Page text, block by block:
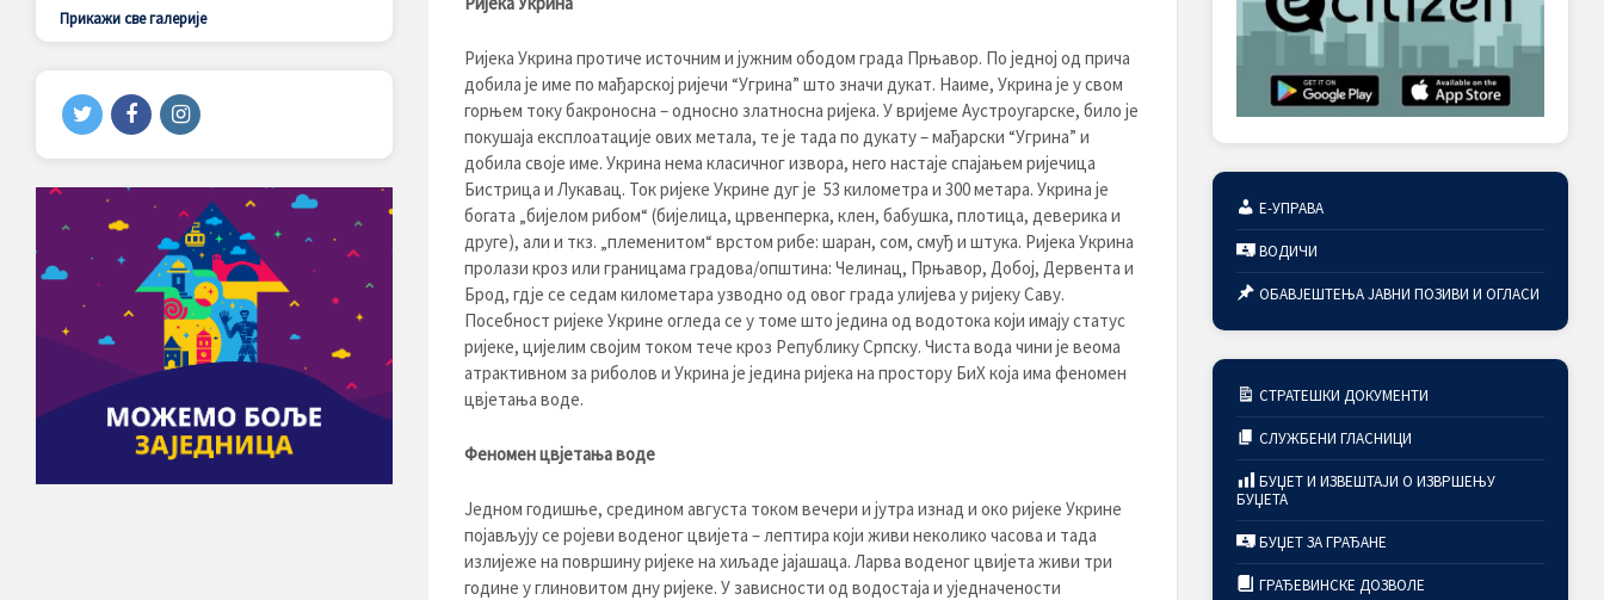
Ријека Укрина протиче источним и јужним ободом града Прњавор. По једној од прича
добила је име по мађарској ријечи “Угрина” што значи дукат. Наиме, Укрина је у свом
горњем току бакрoносна – односно златносна ријека. У вријеме Аустроугарске, било је
покушаја експлоатације ових метала, те је тада по дукату – мађарски “Угрина” и
добила своје име. Укрина нема класичног извора, него настаје спајањем ријечица
Бистрица и Лукавац. Ток ријеке Укрине дуг је 53 километра и 300 метара. Укрина је
богата „бијелом рибом“ (бијелица, црвенперка, клен, бабушка, плотица, деверика и
друге), али и ткз. „племенитом“ врстом рибе: шаран, сом, смуђ и штука. Ријека Укрина
пролази кроз или границама градова/општина: Челинац, Прњавор, Добој, Дервента и
Брод, гдје се седам километара узводно од овог града улијева у ријеку Саву.
Посебност ријеке Укрине огледа се у томе што једина од водотока који имају статус
ријеке, цијелим својим током тече кроз Републику Српску. Чиста вода чини је веома
атрактивном за риболов и Укрина је једина ријека на простору БиХ која има феномен
цвјетања воде.
Феномен цвјетања воде
Једном годишње, средином августа током вечери и јутра изнад и око ријеке Укрине
појављују се ројеви воденог цвијета – лептира који живи неколико часова и тада
излијеже на површину ријеке на хиљаде јајашаца. Ларва воденог цвијета живи три
године у глиновитом дну ријеке. У зависности од водостаја и уједначености
Прикажи све галерије
Е-УПРАВА
ВОДИЧИ
ОБАВЈЕШТЕЊА ЈАВНИ ПОЗИВИ И ОГЛАСИ
СТРАТЕШКИ ДОКУМЕНТИ
СЛУЖБЕНИ ГЛАСНИЦИ
БУЏЕТ И ИЗВЕШТАЈИ О ИЗВРШЕЊУ
БУЏЕТА
БУЏЕТ ЗА ГРАЂАНЕ
ГРАЂЕВИНСКЕ ДОЗВОЛЕ